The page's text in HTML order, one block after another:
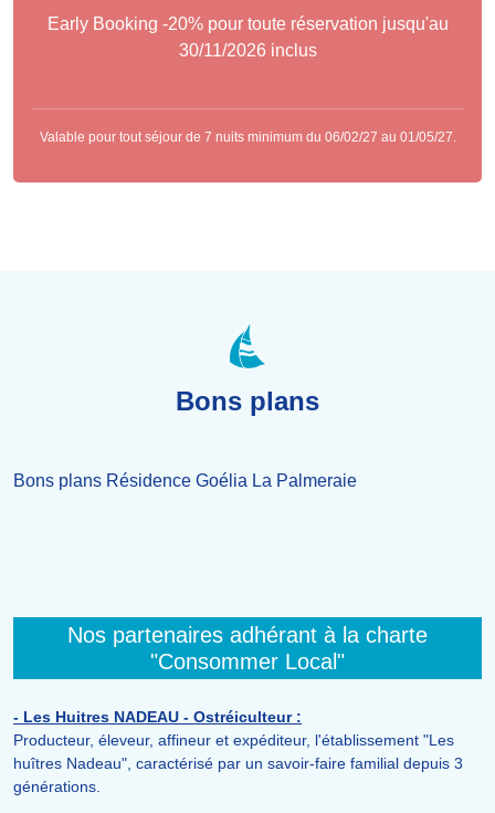
Early Booking -20% pour toute réservation jusqu'au
30/11/2026 inclus
Valable pour tout séjour de 7 nuits minimum du 06/02/27 au 01/05/27.
Bons plans
Bons plans Résidence Goélia La Palmeraie
Nos partenaires adhérant à la charte
"Consommer Local"
- Les Huitres NADEAU - Ostréiculteur :
Producteur, éleveur, affineur et expéditeur, l'établissement "Les
huîtres Nadeau", caractérisé par un savoir-faire familial depuis 3
générations.